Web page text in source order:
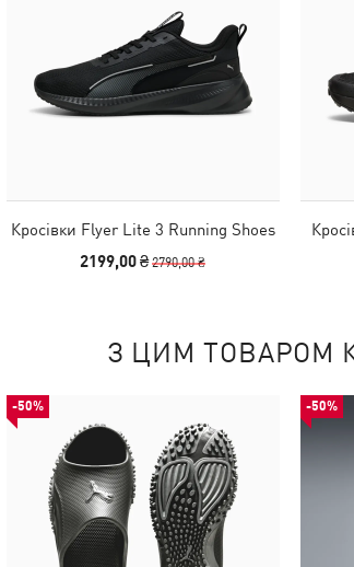
Кросівки Flyer Lite 3 Running Shoes
2199,00 ₴2790,00 ₴
З ЦИМ ТОВАРОМ
-50% -50%